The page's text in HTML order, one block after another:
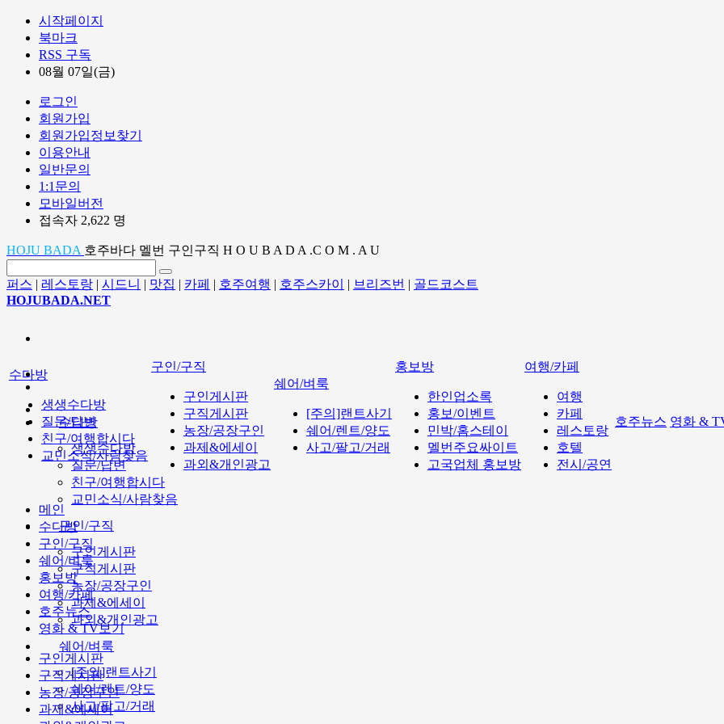
시작페이지
북마크
RSS 구독
08월 07일(금)
로그인
회원가입
회원가입정보찾기
이용안내
일반문의
1:1문의
모바일버전
접속자 2,622 명
HOJU BADA 호주바다 멜번 구인구직 H O U B A D A .C O M . A U
퍼스 | 레스토랑 | 시드니 | 맛집 | 카페 | 호주여행 | 호주스카이 | 브리즈번 | 골드코스트
HOJUBADA.NET
수다방
생생수다방
질문/답변
친구/여행합시다
교민소식/사람찾음
구인/구직
구인게시판
구직게시판
농장/공장구인
과제&에세이
과외&개인광고
쉐어/벼룩
[주의]랜트사기
쉐어/렌트/양도
사고/팔고/거래
수다방
생생수다방
질문/답변
친구/여행합시다
교민소식/사람찾음
구인/구직
구인게시판
구직게시판
농장/공장구인
과제&에세이
과외&개인광고
쉐어/벼룩
[주의]랜트사기
쉐어/렌트/양도
사고/팔고/거래
홍보방
한인업소록
홍보/이벤트
민박/홈스테이
멜번주요싸이트
고국업체 홍보방
여행/카페
여행
카페
레스토랑
호텔
전시/공연
호주뉴스 영화 &
메인
수다방
구인/구직
쉐어/벼룩
홍보방
여행/카페
호주뉴스
영화 & TV보기
구인게시판
구직게시판
농장/공장구인
과제&에세이